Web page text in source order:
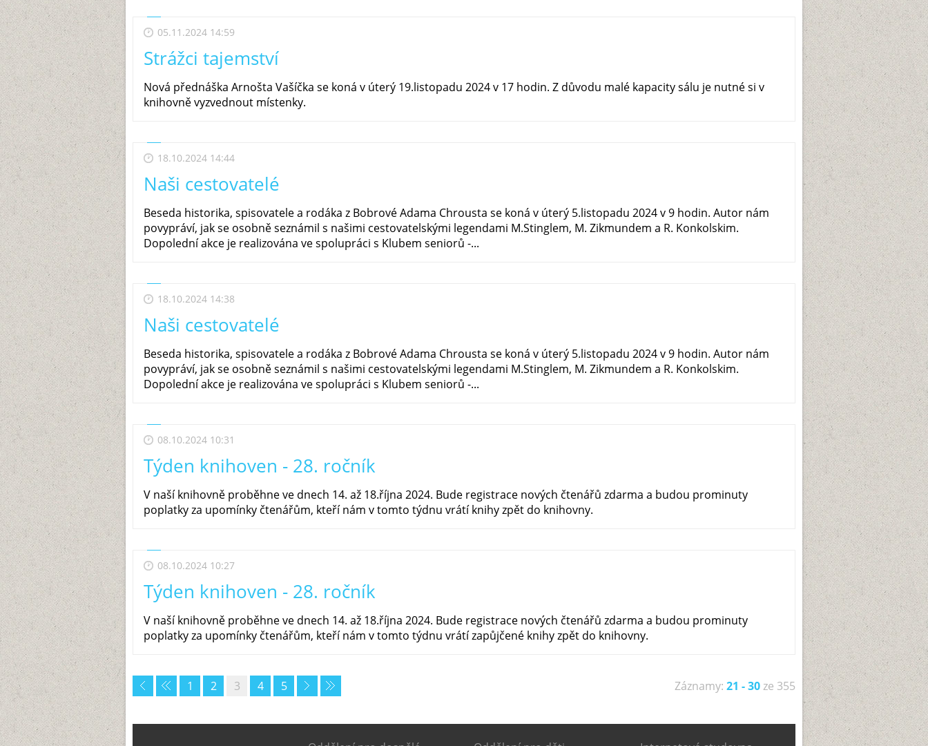
05.11.2024 14:59
Strážci tajemství
Nová přednáška Arnošta Vašíčka se koná v úterý 19.listopadu 2024 v 17 hodin. Z důvodu malé kapacity sálu je nutné si v
knihovně vyzvednout místenky.
18.10.2024 14:44
Naši cestovatelé
Beseda historika, spisovatele a rodáka z Bobrové Adama Chrousta se koná v úterý 5.listopadu 2024 v 9 hodin. Autor nám
povypráví, jak se osobně seznámil s našimi cestovatelskými legendami M.Stinglem, M. Zikmundem a R. Konkolskim.
Dopolední akce je realizována ve spolupráci s Klubem seniorů -...
18.10.2024 14:38
Naši cestovatelé
Beseda historika, spisovatele a rodáka z Bobrové Adama Chrousta se koná v úterý 5.listopadu 2024 v 9 hodin. Autor nám
povypráví, jak se osobně seznámil s našimi cestovatelskými legendami M.Stinglem, M. Zikmundem a R. Konkolskim.
Dopolední akce je realizována ve spolupráci s Klubem seniorů -...
08.10.2024 10:31
Týden knihoven - 28. ročník
V naší knihovně proběhne ve dnech 14. až 18.října 2024. Bude registrace nových čtenářů zdarma a budou prominuty
poplatky za upomínky čtenářům, kteří nám v tomto týdnu vrátí knihy zpět do knihovny.
08.10.2024 10:27
Týden knihoven - 28. ročník
V naší knihovně proběhne ve dnech 14. až 18.října 2024. Bude registrace nových čtenářů zdarma a budou prominuty
poplatky za upomínky čtenářům, kteří nám v tomto týdnu vrátí zapůjčené knihy zpět do knihovny.
Záznamy: 21 - 30ze 355
1 2 3 4 5